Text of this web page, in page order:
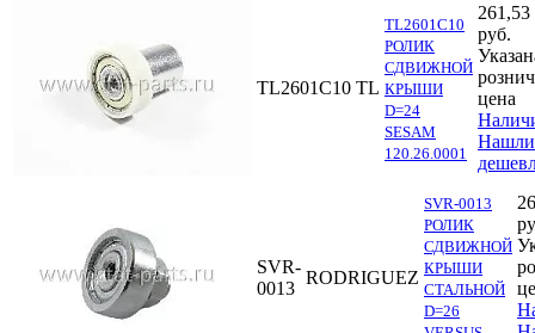
TL2601C10 TL
TL2601C10
РОЛИК
СДВИЖНОЙ
КРЫШИ
D=24
SESAM
120.26.0001
261,53
руб.
цена
Нашли
SVR-
0013
RODRIGUEZ
SVR-0013
РОЛИК
СДВИЖНОЙ
КРЫШИ
СТАЛЬНОЙ
D=26